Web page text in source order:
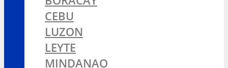
CEBU
LUZON
LEYTE
MINDANAO